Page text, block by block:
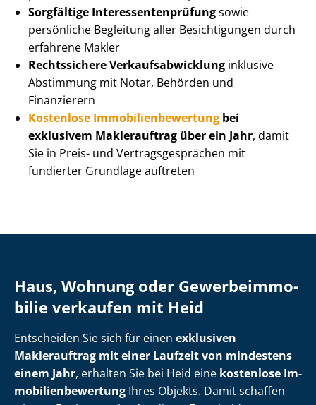
Sorgfältige In­ter­es­sen­ten­prü­fungsowie
persönliche Begleitung aller Besichtigungen durch
erfahrene Makler
Rechtssichere Ver­kaufs­ab­wick­lung inklusive
Abstimmung mit Notar, Behörden und
Finanzierern
Kostenlose Im­mo­bi­li­en­be­wer­tung bei
exklusivem Maklerauftrag über ein Jahr, damit
Sie in Preis- und Ver­trags­ge­sprä­chen mit
fundierter Grundlage auftreten
Haus, Wohnung oder Ge­wer­be­im­mo­
bi­lie verkaufen mit Heid
Entscheiden Sie sich für einen exklusiven
Maklerauftrag mit einer Laufzeit von mindestens
einem Jahr, erhalten Sie bei Heid eine kostenlose Im­
mo­bi­li­en­be­wer­tung Ihres Objekts. Damit schaffen